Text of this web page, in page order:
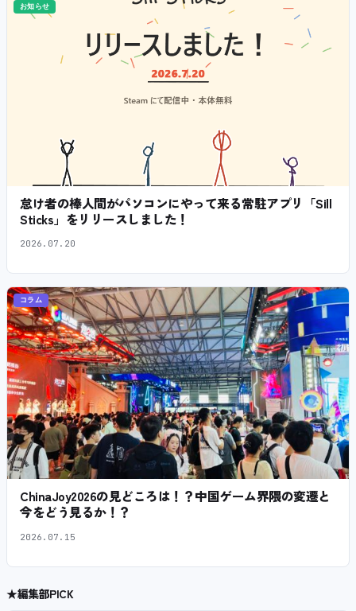
お知らせ
怠け者の棒人間がパソコンにやって来る常駐アプリ「Sill
Sticks」をリリースしました！
2026.07.20
コラム
ChinaJoy2026の見どころは！？中国ゲーム界隈の変遷と
今をどう見るか！？
2026.07.15
★編集部PICK